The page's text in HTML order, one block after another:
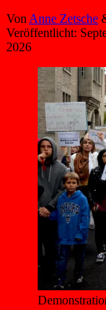
Von Anne Zetsche
Veröffentlicht:
2026